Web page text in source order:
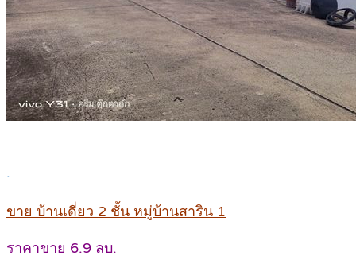
.
ขาย บ้านเดี่ยว 2 ชั้น หมู่บ้านสาริน 1
ราคาขาย 6.9 ลบ.